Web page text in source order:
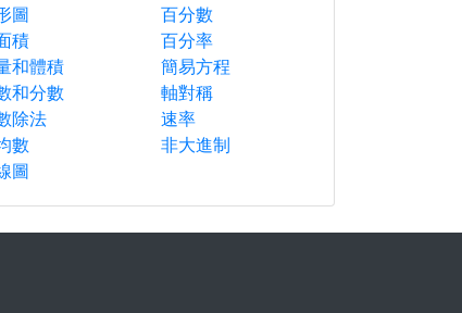
圖
積
和體積
和分數
除法
數
圖
百分數
百分率
簡易方程
軸對稱
速率
非大進制